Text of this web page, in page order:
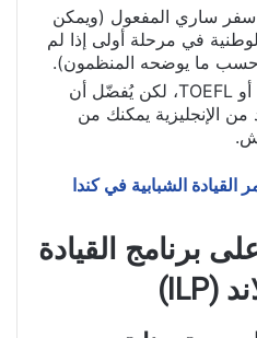
سفر ساري المفعول (ويمكن
في مرحلة أولى إذا لم
حسب ما يوضحه المنظمون).
لا يشترط IELTS أو TOEFL، لكن يُفضّل أن
الإنجليزية يمكنك من
القيادة الشبابية في كندا
برنامج القيادة